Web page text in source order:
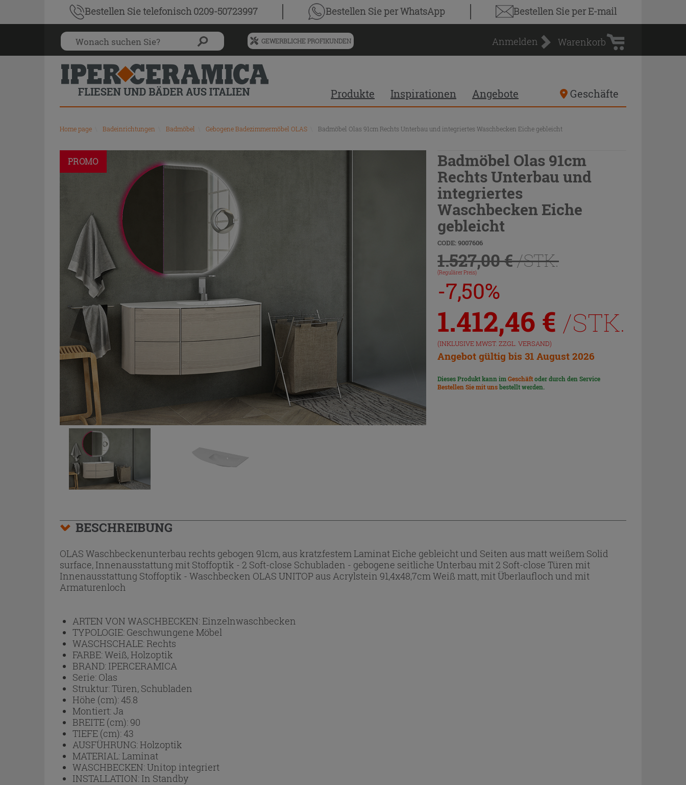
Bestellen Sietelefonisch 0209-50723997 Bestellen Sieper WhatsApp Bestellen Sieper E-mail
Menü
für
vorgeschlagenen
Siteinhalt
und
Suchprotokoll
GEWERBLICHE PROFIKUNDEN Anmelden
Warenkorb
Warenkorb
Produkte Inspirationen Angebote Geschäfte
Home page Badeinrichtungen Badmöbel Gebogene Badezimmermöbel OLAS Badmöbel Olas 91cm Rechts Unterbau und integriertes Waschbecken Eiche gebleicht
PROMO
Badmöbel Olas 91cm
Rechts Unterbau und
integriertes
Waschbecken Eiche
gebleicht
CODE: 9007606
1.527,00 €/STK.
(Regulärer Preis)
-7,50%
1.412,46 € /STK.
(INKLUSIVE MWST. ZZGL. VERSAND)
Angebot gültig bis 31 August 2026
Dieses Produkt kann imGeschäftoder durch den Service
Bestellen Sie mit unsbestellt werden.
BESCHREIBUNG
OLAS Waschbeckenunterbau rechts gebogen 91cm, aus kratzfestem Laminat Eiche gebleicht und Seiten aus matt weißem Solid
surface, Innenausstattung mit Stoffoptik - 2 Soft-close Schubladen - gebogene seitliche Unterbau mit 2 Soft-close Türen mit
Innenausstattung Stoffoptik - Waschbecken OLAS UNITOP aus Acrylstein 91,4x48,7cm Weiß matt, mit Überlaufloch und mit
Armaturenloch
ARTEN VON WASCHBECKEN:Einzelnwaschbecken
TYPOLOGIE: Geschwungene Möbel
WASCHSCHALE:Rechts
FARBE:Weiß, Holzoptik
BRAND: IPERCERAMICA
Serie: Olas
Struktur:Türen, Schubladen
Höhe (cm):45.8
Montiert:Ja
BREITE (cm): 90
TIEFE (cm):43
AUSFÜHRUNG:Holzoptik
MATERIAL:Laminat
WASCHBECKEN:Unitop integriert
INSTALLATION: In Standby